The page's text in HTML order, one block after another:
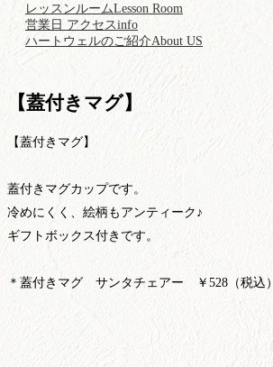
レッスンルームLesson Room
営業日 アクセスinfo
ハートウェルのご紹介About US
【蓋付きマグ】
【蓋付きマグ】
蓋付きマグカップです。
冷めにくく、絵柄もアンティーク♪
ギフトボックス付きです。
＊蓋付きマグ サンタチェアー ￥528（税込）